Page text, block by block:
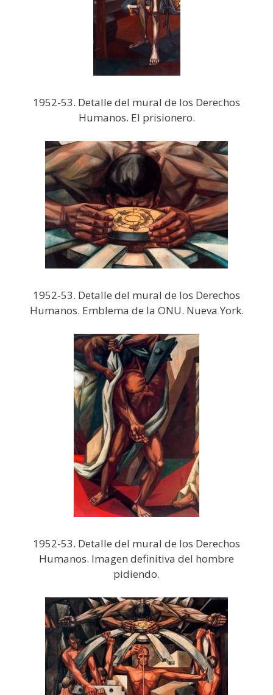
1952-53. Detalle del mural de los Derechos
Humanos. El prisionero.
1952-53. Detalle del mural de los Derechos
Humanos. Emblema de la ONU. Nueva York.
1952-53. Detalle del mural de los Derechos
Humanos. Imagen definitiva del hombre
pidiendo.